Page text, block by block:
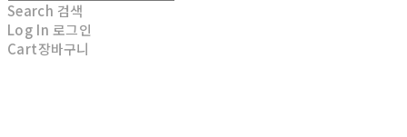
Search 검색
Log In 로그인
Cart장바구니